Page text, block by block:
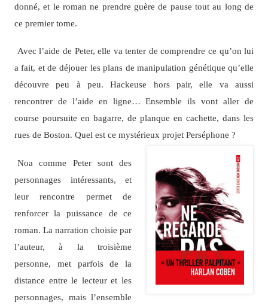
donné, et le roman ne prendre guère de pause tout au long de
ce premier tome.
Avec l’aide de Peter, elle va tenter de comprendre ce qu’on lui
a fait, et de déjouer les plans de manipulation génétique qu’elle
découvre peu à peu. Hackeuse hors pair, elle va aussi
rencontrer de l’aide en ligne… Ensemble ils vont aller de
course poursuite en bagarre, de planque en cachette, dans les
rues de Boston. Quel est ce mystérieux projet Perséphone ?
Noa comme Peter sont des
personnages intéressants, et
leur rencontre permet de
renforcer la puissance de ce
roman. La narration choisie par
l’auteur, à la troisième
personne, met parfois de la
distance entre le lecteur et les
personnages, mais l’ensemble